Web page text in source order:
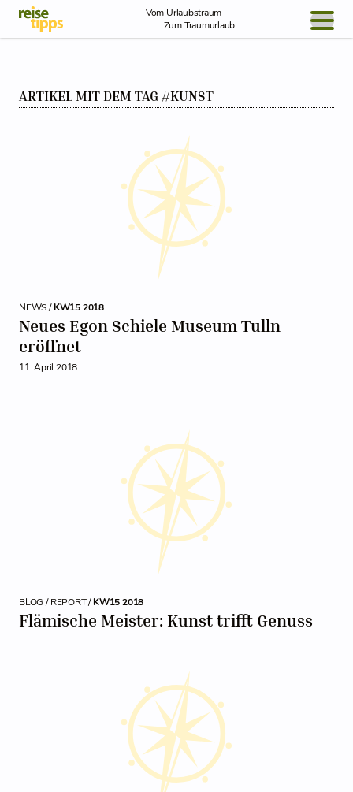
Skip to Content
Vom Urlaubstraum
Zum Traumurlaub
NEWS
ARTIKEL MIT DEM TAG #KUNST
NEWS /KW15 2018
Neues Egon Schiele Museum Tulln
eröffnet
11. April 2018
BLOG / REPORT /KW15 2018
Flämische Meister: Kunst trifft Genuss